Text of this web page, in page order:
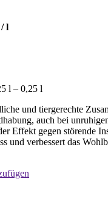
/l
l – 0,25 l
und tiergerechte
auch bei
Effekt gegen störende
und verbessert das